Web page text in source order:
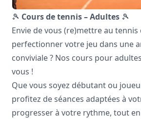
🎾 Cours de tennis – Adultes 🎾
Envie de vous (re)mettre au tennis
perfectionner votre jeu dans une
conviviale ? Nos cours pour
vous !
Que vous soyez débutant ou
profitez de séances adaptées à
progresser à votre rythme, tout